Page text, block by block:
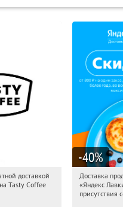
Получи первым!
доставкой
Tasty Coffee
-40%
17:50:46
Россия
Доставка
«Яндекс
присутствия